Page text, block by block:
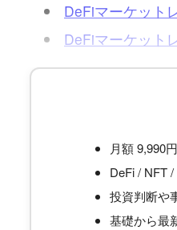
DeFiマーケット
DeFiマーケット
月額 9,990
DeFi / NFT
投資判断や
基礎から最